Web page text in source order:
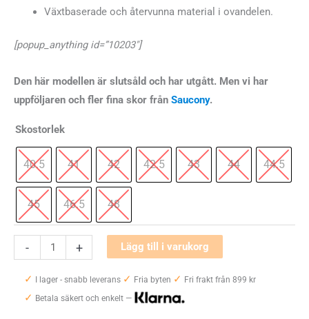
Växtbaserade och återvunna material i ovandelen.
[popup_anything id=”10203″]
Den här modellen är slutsåld och har utgått. Men vi har
uppföljaren och fler fina skor från Saucony.
Skostorlek
40.5 41 42 42.5 43 44 44.5
45 46.5 48
-
Saucony
Triumph
RFG
Herr
+ Lägg till i varukorg
✓ I lager - snabb leverans ✓ Fria byten ✓ Fri frakt från 899 kr
✓ Betala säkert och enkelt —